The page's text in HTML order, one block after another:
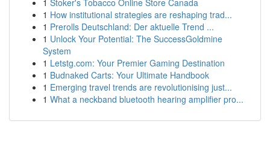
1 Stoker's Tobacco Online Store Canada
1 How institutional strategies are reshaping trad...
1 Prerolls Deutschland: Der aktuelle Trend ...
1 Unlock Your Potential: The SuccessGoldmine
System
1 Letstg.com: Your Premier Gaming Destination
1 Budnaked Carts: Your Ultimate Handbook
1 Emerging travel trends are revolutionising just...
1 What a neckband bluetooth hearing amplifier pro...